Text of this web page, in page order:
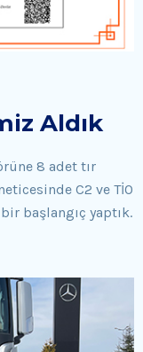
Aldık
8 adet tır
C2 ve TİO
başlangıç yaptık.